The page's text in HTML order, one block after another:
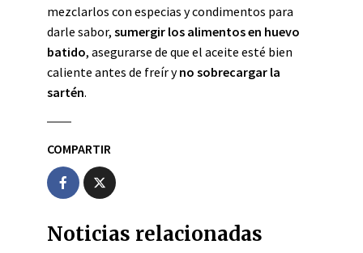
mezclarlos con especias y condimentos para
darle sabor, sumergir los alimentos en huevo
batido, asegurarse de que el aceite esté bien
caliente antes de freír yno sobrecargar la
sartén.
COMPARTIR
Noticias relacionadas